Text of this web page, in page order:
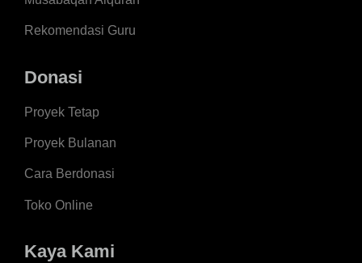
Rekomendasi Guru
Donasi
Proyek Tetap
Proyek Bulanan
Cara Berdonasi
Toko Online
Kaya Kami